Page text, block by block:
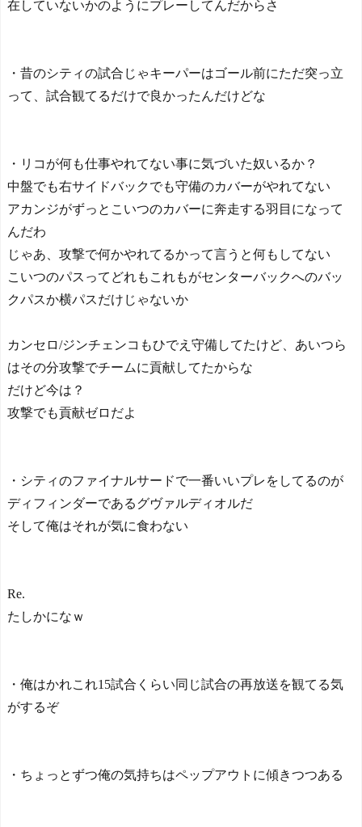
在していないかのようにプレーしてんだからさ
・昔のシティの試合じゃキーパーはゴール前にただ突っ立
って、試合観てるだけで良かったんだけどな
・リコが何も仕事やれてない事に気づいた奴いるか？
中盤でも右サイドバックでも守備のカバーがやれてない
アカンジがずっとこいつのカバーに奔走する羽目になって
んだわ
じゃあ、攻撃で何かやれてるかって言うと何もしてない
こいつのパスってどれもこれもがセンターバックへのバッ
クパスか横パスだけじゃないか
カンセロ/ジンチェンコもひでえ守備してたけど、あいつら
はその分攻撃でチームに貢献してたからな
だけど今は？
攻撃でも貢献ゼロだよ
・シティのファイナルサードで一番いいプレをしてるのが
ディフィンダーであるグヴァルディオルだ
そして俺はそれが気に食わない
Re.
たしかになｗ
・俺はかれこれ15試合くらい同じ試合の再放送を観てる気
がするぞ
・ちょっとずつ俺の気持ちはペップアウトに傾きつつある